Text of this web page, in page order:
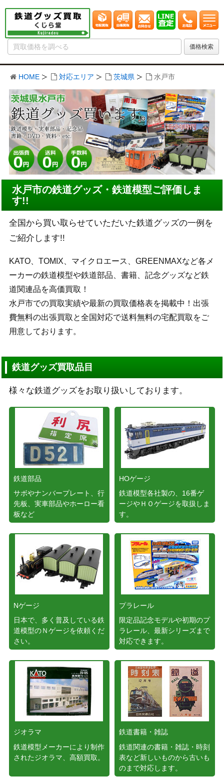
HOME 対応エリア 茨城県 水戸市
水戸市の鉄道グッズ・鉄道模型ご評価しま
す!!
全国から買い取らせていただいた鉄道グッズの一例を
ご紹介します!!
KATO、TOMIX、マイクロエース、GREENMAXなど各メ
ーカーの鉄道模型や鉄道部品、書籍、記念グッズなど鉄
道関連品を高価買取！
水戸市での買取実績や最新の買取価格表を掲載中！出張
費無料の出張買取と全国対応で送料無料の宅配買取をご
用意しております。
鉄道グッズ買取品目
様々な鉄道グッズをお取り扱いしております。
鉄道部品
サボやナンバープレート、行
先板、実車部品やホーロー看
板など
HOゲージ
鉄道模型各社製の、16番ゲ
ージやＨＯゲージを取扱しま
す。
Nゲージ
日本で、多く普及している鉄
道模型のＮゲージを依頼くだ
さい。
プラレール
限定品記念モデルや初期のプ
ラレール、最新シリーズまで
対応できます。
ジオラマ
鉄道模型メーカーにより制作
されたジオラマ、高額買取。
鉄道書籍・雑誌
鉄道関連の書籍・雑誌・時刻
表など新しいものから古いも
のまで対応します。